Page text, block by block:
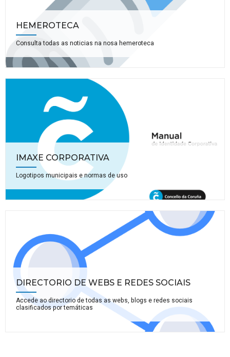
HEMEROTECA
Consulta todas as noticias na nosa hemeroteca
IMAXE CORPORATIVA
Logotipos municipais e normas de uso
DIRECTORIO DE WEBS E REDES SOCIAIS
Accede ao directorio de todas as webs, blogs e redes sociais
clasificados por temáticas